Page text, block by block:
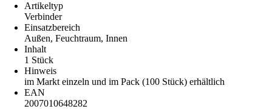
Artikeltyp
Verbinder
Einsatzbereich
Außen, Feuchtraum, Innen
Inhalt
1 Stück
Hinweis
im Markt einzeln und im Pack (100 Stück) erhältlich
EAN
2007010648282